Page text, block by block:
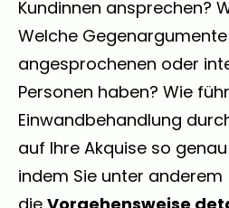
Kundinnen ansprechen?
Welche
angesprochenen oder
Personen haben? Wie
Einwandbehandlung
auf Ihre Akquise so
indem Sie unter anderem